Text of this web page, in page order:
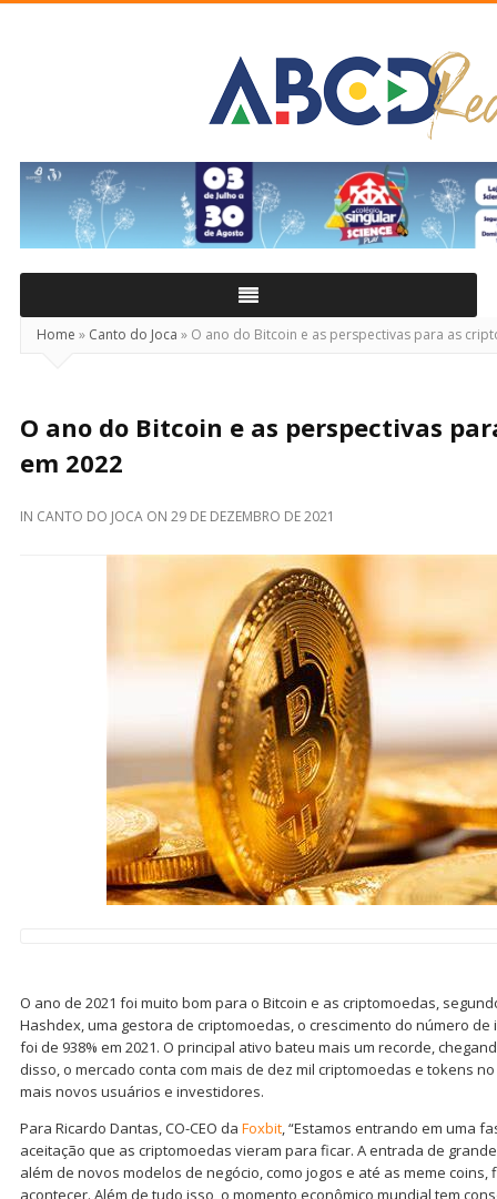
Real
Home » Canto do Joca » O ano do Bitcoin e as perspectivas para as
O ano do Bitcoin e as perspectivas
em 2022
IN CANTO DO JOCA ON 29 DE DEZEMBRO DE 2021
O ano de 2021 foi muito bom para o Bitcoin e as criptomoedas,
Hashdex, uma gestora de criptomoedas, o crescimento do número
foi de 938% em 2021. O principal ativo bateu mais um recorde,
disso, o mercado conta com mais de dez mil criptomoedas e tokens
mais novos usuários e investidores.
Para Ricardo Dantas, CO-CEO da Foxbit, “Estamos entrando em uma
aceitação que as criptomoedas vieram para ficar. A entrada de
além de novos modelos de negócio, como jogos e até as meme
acontecer. Além de tudo isso, o momento econômico mundial tem